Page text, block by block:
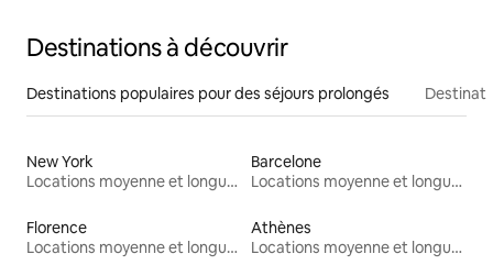
Destinations à découvrir
Destinations populaires pour des séjours prolongés
New York
Locations moyenne et longue durée
Barcelone
Locations moyenne et longue durée
Florence
Locations moyenne et longue durée
Athènes
Locations moyenne et longue durée